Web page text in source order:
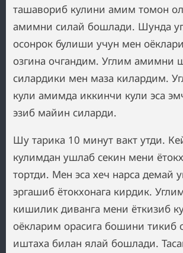
ташавориб кулини амим томон
амимни силай бошлади. Шунда
осонрок булиши учун мен
озгина очгандим. Углим амимни
силардики мен маза килардим.
кули амимда иккинчи кули эса
эзиб майин силарди.
Шу тарика 10 минут вакт утди.
кулимдан ушлаб секин мени
тортди. Мен эса хеч нарса демай
эргашиб ётокхонага кирдик.
кишилик диванга мени ёткизиб
оёкларим орасига бошини тикиб
иштаха билан ялай бошлади.